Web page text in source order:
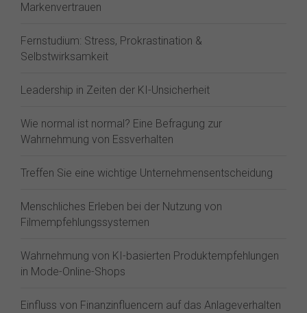
Markenvertrauen
Fernstudium: Stress, Prokrastination &
Selbstwirksamkeit
Leadership in Zeiten der KI-Unsicherheit
Wie normal ist normal? Eine Befragung zur
Wahrnehmung von Essverhalten
Treffen Sie eine wichtige Unternehmensentscheidung
Menschliches Erleben bei der Nutzung von
Filmempfehlungssystemen
Wahrnehmung von KI-basierten Produktempfehlungen
in Mode-Online-Shops
Einfluss von Finanzinfluencern auf das Anlageverhalten